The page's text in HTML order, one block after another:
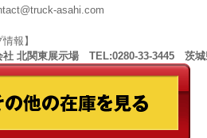
asahi.com
情報】
社 北関東展示場 TEL:0280-33-3445 茨城